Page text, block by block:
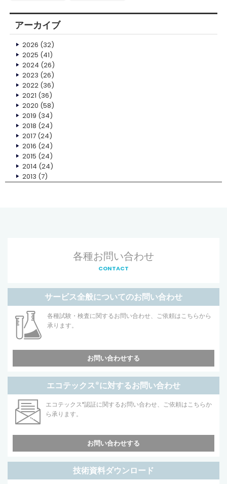
アーカイブ
2026 (32)
2025 (41)
2024 (26)
2023 (26)
2022(36)
2021 (36)
2020 (58)
2019 (34)
2018 (24)
2017(24)
2016 (24)
2015 (24)
2014 (24)
2013 (7)
各種お問い合わせ
CONTACT
サービス全般についてのお問い合わせ
各種試験・検査に関するお問い合わせ、ご依頼はこちらから
承ります。
お問い合わせする
エコテックス®に対するお問い合わせ
エコテックス®認証に関するお問い合わせ、ご依頼はこちらか
ら承ります。
お問い合わせする
技術資料ダウンロード